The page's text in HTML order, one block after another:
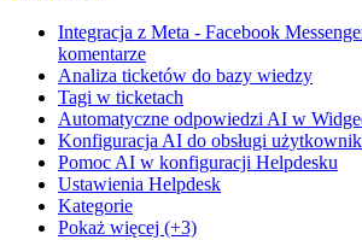
Integracja z Meta - Facebook
komentarze
Analiza ticketów do bazy wiedzy
Tagi w ticketach
Automatyczne odpowiedzi AI w
Konfiguracja AI do obsługi
Pomoc AI w konfiguracji Helpdesku
Ustawienia Helpdesk
Kategorie
Pokaż więcej (+3)